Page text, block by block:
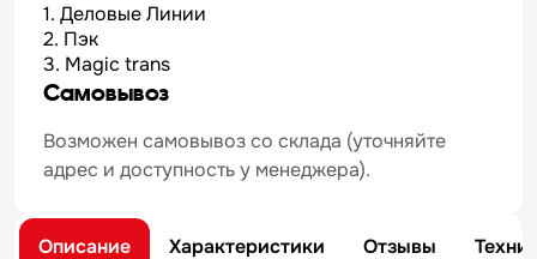
1. Деловые Линии
2. Пэк
3. Magic trans
Самовывоз
Возможен самовывоз со склада (уточняйте
адрес и доступность у менеджера).
Описание Характеристики Отзывы